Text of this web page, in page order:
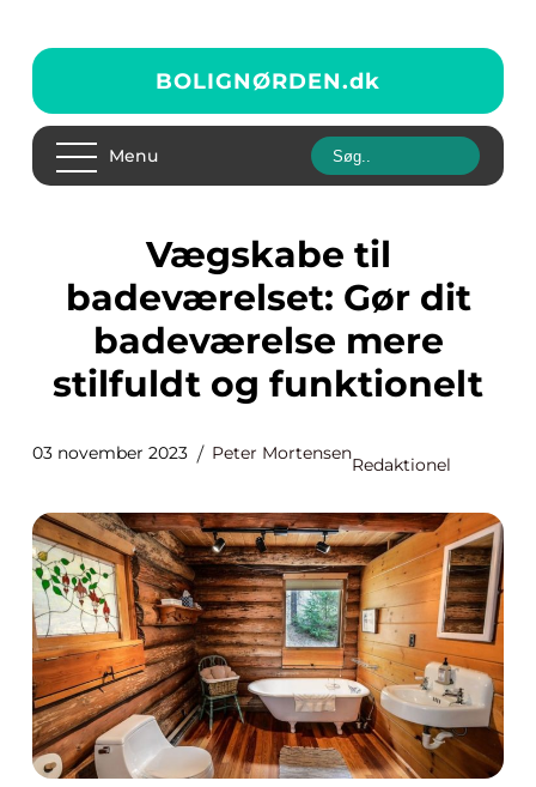
BOLIGNØRDEN.dk
Menu
Vægskabe til
badeværelset: Gør dit
badeværelse mere
stilfuldt og funktionelt
03 november 2023 Peter Mortensen
Redaktionel